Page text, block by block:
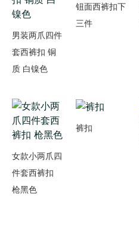
男装两爪四件
套西裤扣 铜
质 白镍色
钮面西裤扣下
三件
女款小两爪四
件套西裤扣
枪黑色
裤扣